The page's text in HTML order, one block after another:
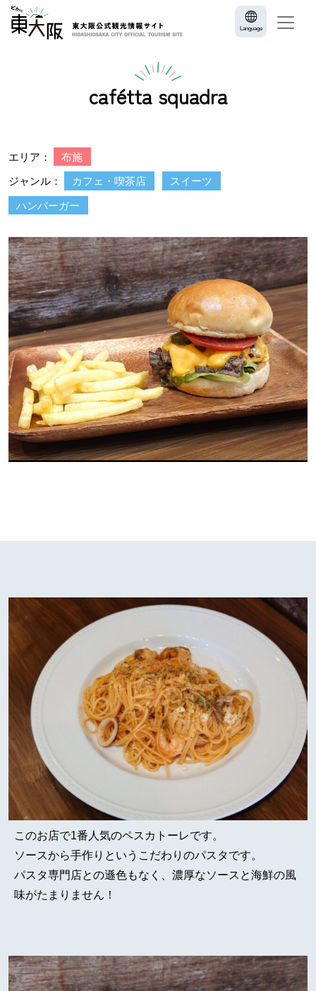
Language
cafétta squadra
エリア： 布施
ジャンル： カフェ・喫茶店 スイーツ
ハンバーガー
このお店で1番人気のペスカトーレです。
ソースから手作りというこだわりのパスタです。
パスタ専門店との遜色もなく、濃厚なソースと海鮮の風
味がたまりません！